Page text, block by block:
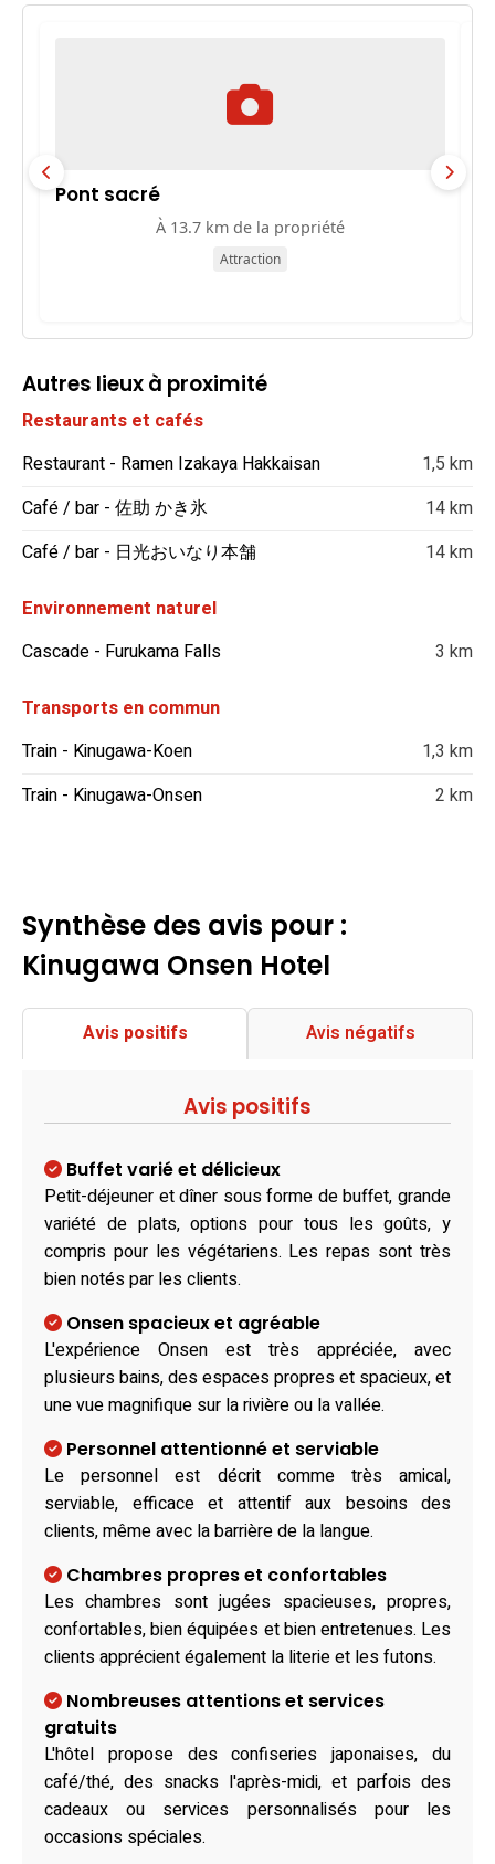
Pont sacré
À 13.7 km de la propriété
Attraction
Autres lieux à proximité
Restaurants et cafés
Restaurant - Ramen Izakaya Hakkaisan
1,5 km
Café / bar - 佐助 かき氷
14 km
Café / bar - 日光おいなり本舗
14 km
Environnement naturel
Cascade - Furukama Falls
3 km
Transports en commun
Train - Kinugawa-Koen
1,3 km
Train - Kinugawa-Onsen
2 km
Synthèse des avis pour :
Kinugawa Onsen Hotel
Avis positifs Avis négatifs
Avis positifs
Buffet varié et délicieux
Petit-déjeuner et dîner sous forme de buffet, grande
variété de plats, options pour tous les goûts, y
compris pour les végétariens. Les repas sont très
bien notés par les clients.
Onsen spacieux et agréable
L'expérience Onsen est très appréciée, avec
plusieurs bains, des espaces propres et spacieux, et
une vue magnifique sur la rivière ou la vallée.
Personnel attentionné et serviable
Le personnel est décrit comme très amical,
serviable, efficace et attentif aux besoins des
clients, même avec la barrière de la langue.
Chambres propres et confortables
Les chambres sont jugées spacieuses, propres,
confortables, bien équipées et bien entretenues. Les
clients apprécient également la literie et les futons.
Nombreuses attentions et services
gratuits
L'hôtel propose des confiseries japonaises, du
café/thé, des snacks l'après-midi, et parfois des
cadeaux ou services personnalisés pour les
occasions spéciales.